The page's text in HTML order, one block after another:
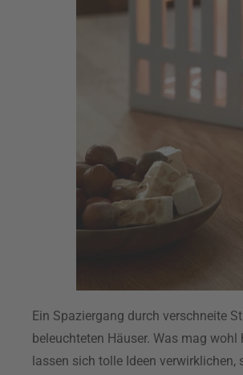
Ein Spaziergang durch verschneite
beleuchteten Häuser. Was mag
lassen sich tolle Ideen